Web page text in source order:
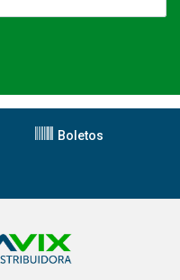
Boletos